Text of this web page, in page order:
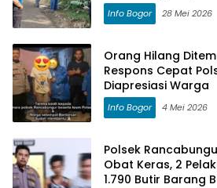
Info Bogor 28 Mei 2026
Orang Hilang
Respons Cepat
Diapresiasi Warga
Info Bogor 4 Mei 2026
Polsek
Obat Keras, 2
1.790 Butir Barang